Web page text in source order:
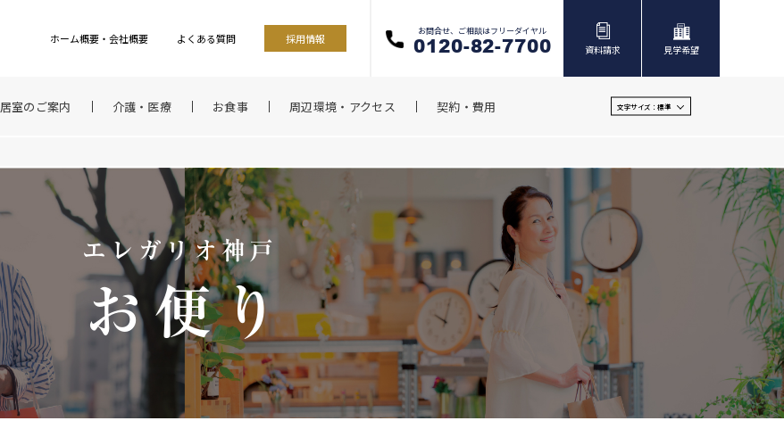
ホーム概要・会社概要 よくある質問 採用情報
お問合せ、ご相談はフリーダイヤル
0120-82-7700 資料請求 見学希望
居室のご案内 介護・医療 お食事 周辺環境・アクセス 契約・費用 文字サイズ： 標準
エレガリオ神戸
お便り